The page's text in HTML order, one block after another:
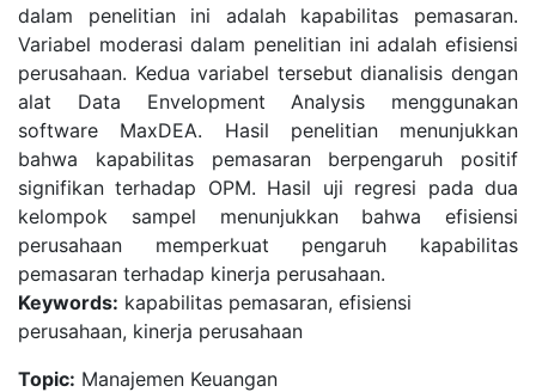
dalam penelitian ini adalah kapabilitas pemasaran.
Variabel moderasi dalam penelitian ini adalah efisiensi
perusahaan. Kedua variabel tersebut dianalisis dengan
alat Data Envelopment Analysis menggunakan
software MaxDEA. Hasil penelitian menunjukkan
bahwa kapabilitas pemasaran berpengaruh positif
signifikan terhadap OPM. Hasil uji regresi pada dua
kelompok sampel menunjukkan bahwa efisiensi
perusahaan memperkuat pengaruh kapabilitas
pemasaran terhadap kinerja perusahaan.
Keywords: kapabilitas pemasaran, efisiensi
perusahaan, kinerja perusahaan
Topic: Manajemen Keuangan